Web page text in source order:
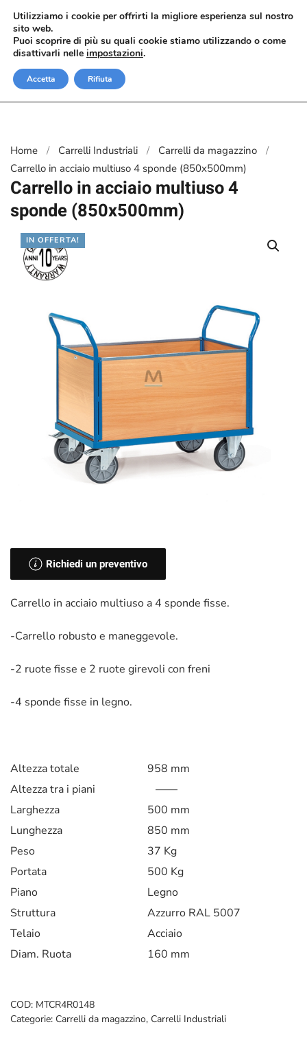
Passa al contenuto principale
Home Carrelli Industriali
Carrelli da magazzino
Carrello in acciaio multiuso 4 sponde (850x500mm)
Carrello in acciaio multiuso 4
sponde (850x500mm)
IN OFFERTA!
Richiedi un preventivo
Carrello in acciaio multiuso a 4 sponde fisse.
-Carrello robusto e maneggevole.
-2 ruote fisse e 2 ruote girevoli con freni
-4 sponde fisse in legno.
Altezza totale
958 mm
Altezza tra i piani
——
Larghezza
500 mm
Lunghezza
850 mm
Peso
37 Kg
Portata
500 Kg
Piano
Legno
Struttura
Azzurro RAL 5007
Telaio
Acciaio
Diam. Ruota
160 mm
COD: MTCR4R0148
Categorie: Carrelli da magazzino, Carrelli Industriali
Utilizziamo i cookie per offrirti la migliore esperienza sul nostro
sito web.
Puoi scoprire di più su quali cookie stiamo utilizzando o come
disattivarli nelle impostazioni.
Accetta Rifiuta